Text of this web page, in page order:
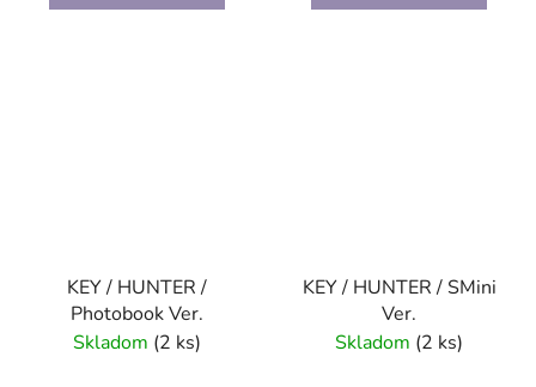
KEY / HUNTER /
Photobook Ver.
Skladom (2 ks)
KEY / HUNTER / SMini
Ver.
Skladom (2 ks)